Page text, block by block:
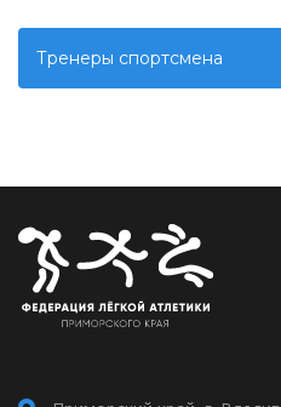
Тренеры спортсмена